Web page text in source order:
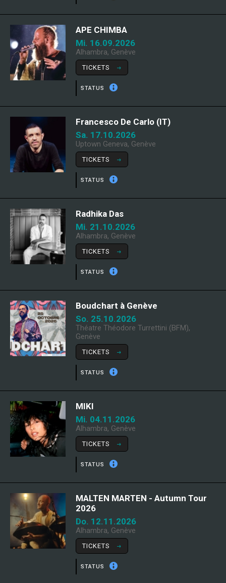
APE CHIMBA
Mi. 16.09.2026
Alhambra, Genève
TICKETS
STATUS
Francesco De Carlo (IT)
Sa. 17.10.2026
Uptown Geneva, Genève
TICKETS
STATUS
Radhika Das
Mi. 21.10.2026
Alhambra, Genève
TICKETS
STATUS
Boudchart à Genève
So. 25.10.2026
Théatre Théodore Turrettini (BFM),
Genève
TICKETS
STATUS
MIKI
Mi. 04.11.2026
Alhambra, Genève
TICKETS
STATUS
MALTEN MARTEN - Autumn Tour
2026
Do. 12.11.2026
Alhambra, Genève
TICKETS
STATUS